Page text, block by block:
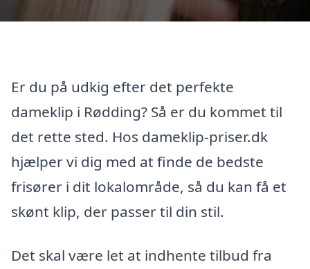
Er du på udkig efter det perfekte
dameklip i Rødding? Så er du kommet til
det rette sted. Hos dameklip-priser.dk
hjælper vi dig med at finde de bedste
frisører i dit lokalområde, så du kan få et
skønt klip, der passer til din stil.
Det skal være let at indhente tilbud fra